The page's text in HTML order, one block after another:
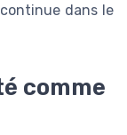
dans le
comme